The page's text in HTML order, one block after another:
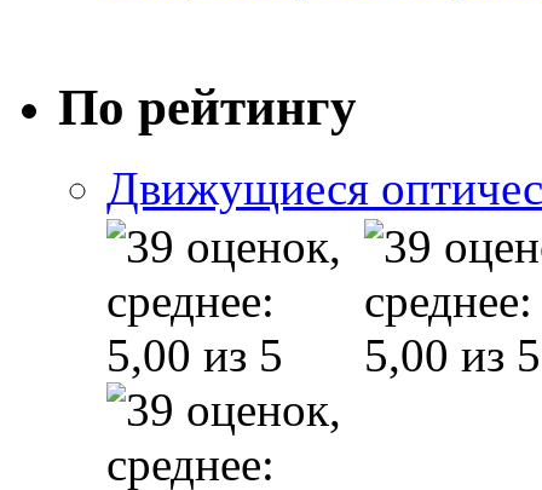
По рейтингу
Движущиеся